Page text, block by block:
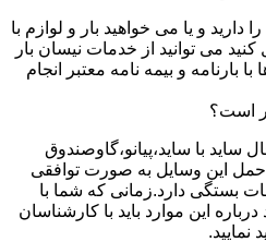
و یا می خواهید بار و لوازم با
می توانید از خدمات نیسان بار
بارنامه و بیمه نامه معتبر انجام
است؟
ساید با ساید،پیانو،گاوصندوق
این وسایل به صورت توافقی
بستگی دارد.زمانی که شما با
این موارد باید با کارشناسان
نمایید.